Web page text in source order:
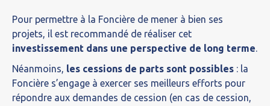
Pour permettre à la Foncière de mener à bien ses
projets, il est recommandé de réaliser cet
investissement dans une perspective de long terme.
Néanmoins, les cessions de parts sont possibles : la
Foncière s’engage à exercer ses meilleurs efforts pour
répondre aux demandes de cession (en cas de cession,